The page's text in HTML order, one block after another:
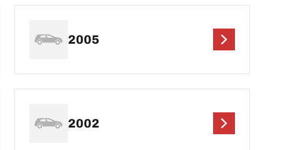
2005
2002